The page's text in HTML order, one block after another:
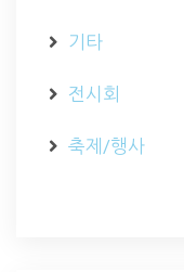
기타
전시회
축제/행사